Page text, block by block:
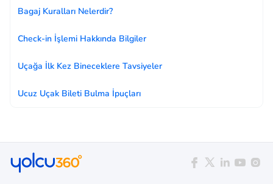
Bagaj Kuralları Nelerdir?
Check-in İşlemi Hakkında Bilgiler
Uçağa İlk Kez Bineceklere Tavsiyeler
Ucuz Uçak Bileti Bulma İpuçları